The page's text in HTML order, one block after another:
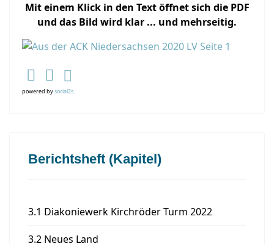
Mit einem Klick in den Text öffnet sich die PDF
und das Bild wird klar ... und mehrseitig.
powered bysocial2s
Berichtsheft (Kapitel)
3.1 Diakoniewerk Kirchröder Turm 2022
3.2 Neues Land